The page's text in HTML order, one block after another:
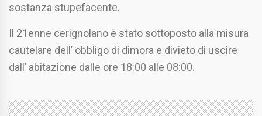
sostanza stupefacente.
Il 21enne cerignolano è stato sottoposto alla misura
cautelare dell’ obbligo di dimora e divieto di uscire
dall’ abitazione dalle ore 18:00 alle 08:00.